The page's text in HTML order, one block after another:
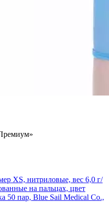
XS, нитриловые, вес 6,0 г/
на пальцах, цвет
50 пар, Blue Sail Medical Co.,